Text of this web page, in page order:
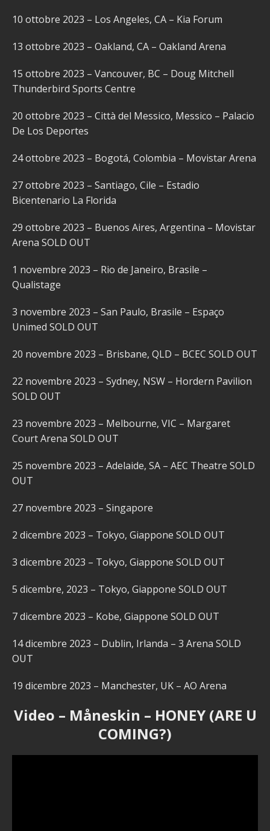
10 ottobre 2023 – Los Angeles, CA – Kia Forum
13 ottobre 2023 – Oakland, CA – Oakland Arena
15 ottobre 2023 – Vancouver, BC – Doug Mitchell
Thunderbird Sports Centre
20 ottobre 2023 – Città del Messico, Messico – Palacio
De Los Deportes
24 ottobre 2023 – Bogotá, Colombia – Movistar Arena
27 ottobre 2023 – Santiago, Cile – Estadio
Bicentenario La Florida
29 ottobre 2023 – Buenos Aires, Argentina – Movistar
Arena SOLD OUT
1 novembre 2023 – Rio de Janeiro, Brasile –
Qualistage
3 novembre 2023 – San Paulo, Brasile – Espaço
Unimed SOLD OUT
20 novembre 2023 – Brisbane, QLD – BCEC SOLD OUT
22 novembre 2023 – Sydney, NSW – Hordern Pavilion
SOLD OUT
23 novembre 2023 – Melbourne, VIC – Margaret
Court Arena SOLD OUT
25 novembre 2023 – Adelaide, SA – AEC Theatre SOLD
OUT
27 novembre 2023 – Singapore
2 dicembre 2023 – Tokyo, Giappone SOLD OUT
3 dicembre 2023 – Tokyo, Giappone SOLD OUT
5 dicembre, 2023 – Tokyo, Giappone SOLD OUT
7 dicembre 2023 – Kobe, Giappone SOLD OUT
14 dicembre 2023 – Dublin, Irlanda – 3 Arena SOLD
OUT
19 dicembre 2023 – Manchester, UK – AO Arena
Video – Måneskin – HONEY (ARE U
COMING?)